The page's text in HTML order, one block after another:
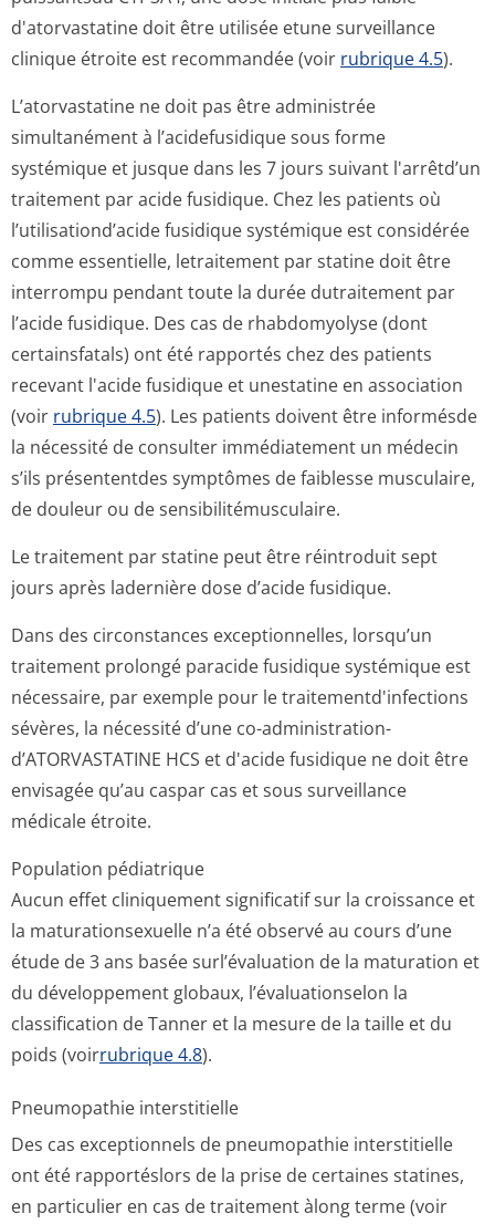
d'atorvastatine doit être utilisée etune surveillance
clinique étroite est recommandée (voir rubrique 4.5).
L’atorvastatine ne doit pas être administrée
simultanément à l’acidefusidique sous forme
systémique et jusque dans les 7 jours suivant l'arrêtd’un
traitement par acide fusidique. Chez les patients où
l’utilisation­d’acide fusidique systémique est considérée
comme essentielle, letraitement par statine doit être
interrompu pendant toute la durée dutraitement par
l’acide fusidique. Des cas de rhabdomyolyse (dont
certainsfatals) ont été rapportés chez des patients
recevant l'acide fusidique et unestatine en association
(voir rubrique 4.5). Les patients doivent être informésde
la nécessité de consulter immédiatement un médecin
s’ils présententdes symptômes de faiblesse musculaire,
de douleur ou de sensibilitémus­culaire.
Le traitement par statine peut être réintroduit sept
jours après ladernière dose d’acide fusidique.
Dans des circonstances exceptionnelles, lorsqu’un
traitement prolongé paracide fusidique systémique est
nécessaire, par exemple pour le traitementd'in­fections
sévères, la nécessité d’une co-administration­
d’ATORVASTATI­NE HCS et d'acide fusidique ne doit être
envisagée qu’au caspar cas et sous surveillance
médicale étroite.
Population pédiatrique
Aucun effet cliniquement significatif sur la croissance et
la maturationsexuelle n’a été observé au cours d’une
étude de 3 ans basée surl’évaluation de la maturation et
du développement globaux, l’évaluationselon la
classification de Tanner et la mesure de la taille et du
poids (voirrubrique 4.8).
Pneumopathie interstitielle
Des cas exceptionnels de pneumopathie interstitielle
ont été rapportéslors de la prise de certaines statines,
en particulier en cas de traitement àlong terme (voir